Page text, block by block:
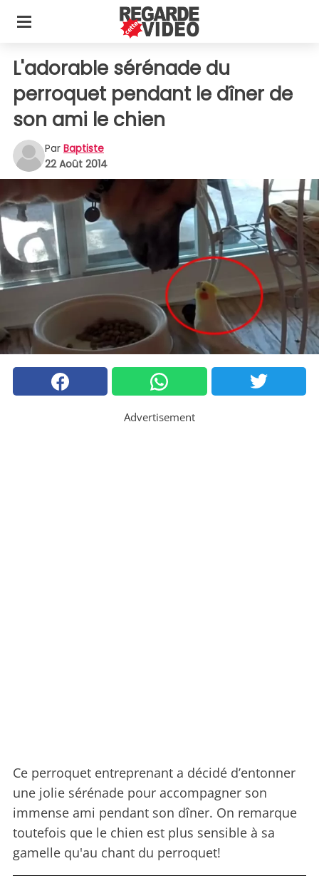
L'adorable sérénade du
perroquet pendant le dîner de
son ami le chien
Par Baptiste
22 Août 2014
Advertisement
Ce perroquet entreprenant a décidé d’entonner
une jolie sérénade pour accompagner son
immense ami pendant son dîner. On remarque
toutefois que le chien est plus sensible à sa
gamelle qu'au chant du perroquet!